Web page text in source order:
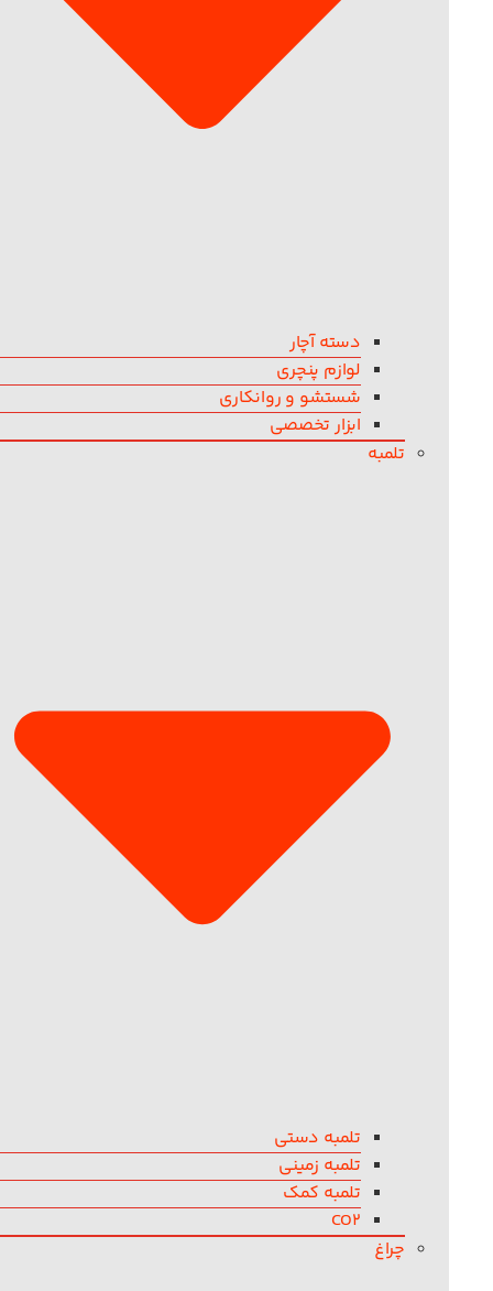
دسته آچار
لوازم پنچری
شستشو و روانکاری
ابزار تخصصی
تلمبه
تلمبه دستی
تلمبه زمینی
تلمبه کمک
CO2
چراغ